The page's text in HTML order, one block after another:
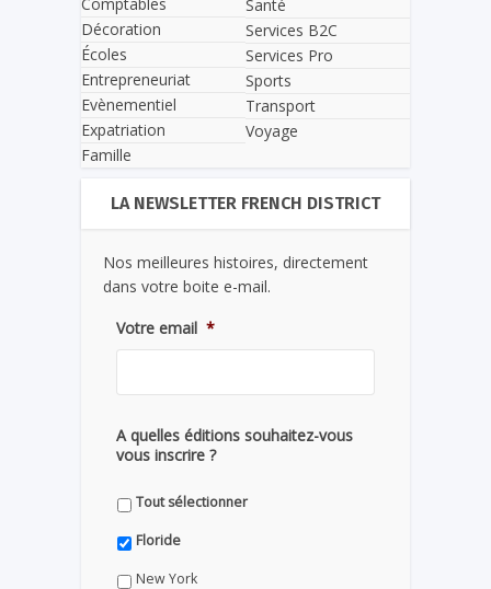
Décoration
Écoles
Entrepreneuriat
Evènementiel
Expatriation
Famille
Santé
Services B2C
Services Pro
Sports
Transport
Voyage
LA NEWSLETTER FRENCH DISTRICT
Nos meilleures histoires, directement
dans votre boite e-mail.
Votre email *
A quelles éditions souhaitez-vous
vous inscrire ?
Tout sélectionner
Floride
New York